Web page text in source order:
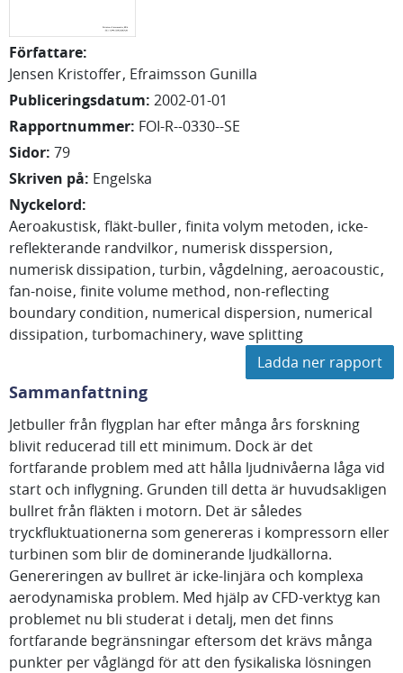
Författare:
Jensen Kristoffer Efraimsson Gunilla
Publiceringsdatum: 2002-01-01
Rapportnummer: FOI-R--0330--SE
Sidor: 79
Skriven på: Engelska
Nyckelord:
Aeroakustisk fläkt-buller finita volym metoden icke-
reflekterande randvilkor numerisk disspersion
numerisk dissipation turbin vågdelning aeroacoustic
fan-noise finite volume method non-reflecting
boundary condition numerical dispersion numerical
dissipation turbomachinery wave splitting
Ladda ner rapport
Sammanfattning
Jetbuller från flygplan har efter många års forskning
blivit reducerad till ett minimum. Dock är det
fortfarande problem med att hålla ljudnivåerna låga vid
start och inflygning. Grunden till detta är huvudsakligen
bullret från fläkten i motorn. Det är således
tryckfluktuationerna som genereras i kompressorn eller
turbinen som blir de dominerande ljudkällorna.
Genereringen av bullret är icke-linjära och komplexa
aerodynamiska problem. Med hjälp av CFD-verktyg kan
problemet nu bli studerat i detalj, men det finns
fortfarande begränsningar eftersom det krävs många
punkter per våglängd för att den fysikaliska lösningen